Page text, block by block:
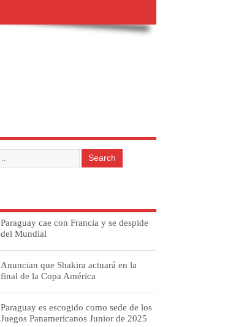
Paraguay cae con Francia y se despide
del Mundial
Anuncian que Shakira actuará en la
final de la Copa América
Paraguay es escogido como sede de los
Juegos Panamericanos Junior de 2025